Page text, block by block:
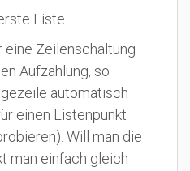
Liste
eine Zeilenschaltung
Aufzählung, so
automatisch
einen Listenpunkt
Will man die
man einfach gleich